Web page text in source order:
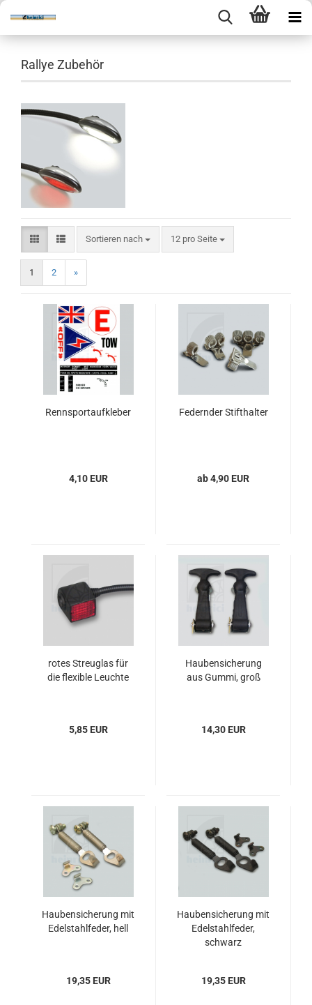
Rallye Zubehör
Sortieren nach
Sortieren nach 12 pro Seite
pro Seite
1 2 »
Rennsportaufkleber
4,10 EUR
Federnder Stifthalter
ab 4,90 EUR
rotes Streuglas für
die flexible Leuchte
5,85 EUR
Haubensicherung
aus Gummi, groß
14,30 EUR
Haubensicherung mit
Edelstahlfeder, hell
19,35 EUR
Haubensicherung mit
Edelstahlfeder,
schwarz
19,35 EUR